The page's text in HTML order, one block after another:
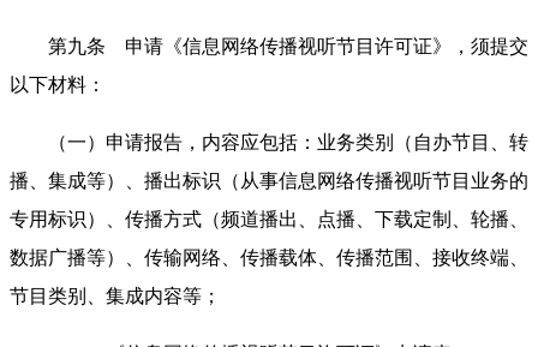
第九条 申请《信息网络传播视听节目许可证》，须提交
以下材料：
（一）申请报告，内容应包括：业务类别（自办节目、转
播、集成等）、播出标识（从事信息网络传播视听节目业务的
专用标识）、传播方式（频道播出、点播、下载定制、轮播、
数据广播等）、传输网络、传播载体、传播范围、接收终端、
节目类别、集成内容等；